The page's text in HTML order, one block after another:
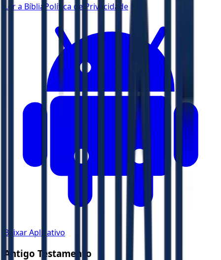
Ler a Bíblia Política de Privacidade
Baixar Aplicativo
Antigo Testamento